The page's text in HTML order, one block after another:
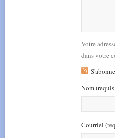
Votre
dans votre
Nom
Courriel